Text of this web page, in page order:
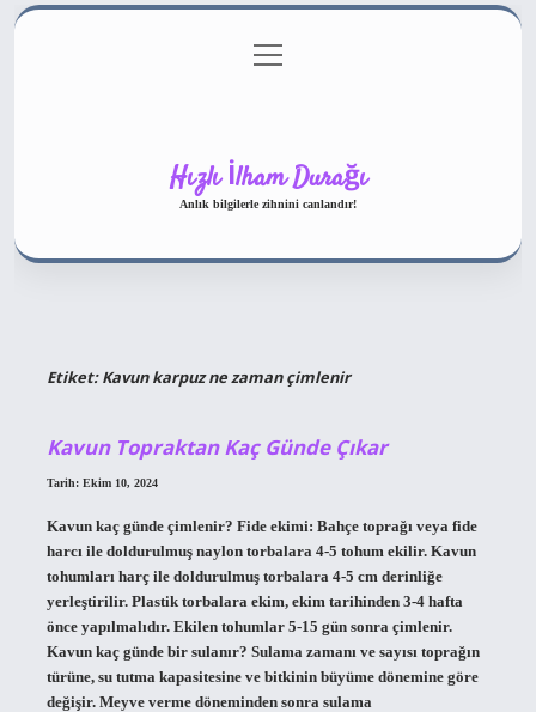
Gizlilik Politikası
menüyü
aç
Hızlı İlham Durağı
Anlık bilgilerle zihnini canlandır!
Etiket:Kavun karpuz ne zaman çimlenir
Kavun Topraktan Kaç Günde Çıkar
Tarih: Ekim 10, 2024
Kavun kaç günde çimlenir? Fide ekimi: Bahçe toprağı veya fide
harcı ile doldurulmuş naylon torbalara 4-5 tohum ekilir. Kavun
tohumları harç ile doldurulmuş torbalara 4-5 cm derinliğe
yerleştirilir. Plastik torbalara ekim, ekim tarihinden 3-4 hafta
önce yapılmalıdır. Ekilen tohumlar 5-15 gün sonra çimlenir.
Kavun kaç günde bir sulanır? Sulama zamanı ve sayısı toprağın
türüne, su tutma kapasitesine ve bitkinin büyüme dönemine göre
değişir. Meyve verme döneminden sonra sulama